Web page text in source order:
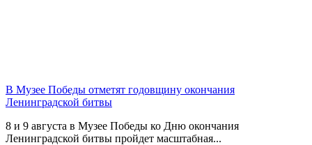
В Музее Победы отметят годовщину окончания
Ленинградской битвы
8 и 9 августа в Музее Победы ко Дню окончания
Ленинградской битвы пройдет масштабная...